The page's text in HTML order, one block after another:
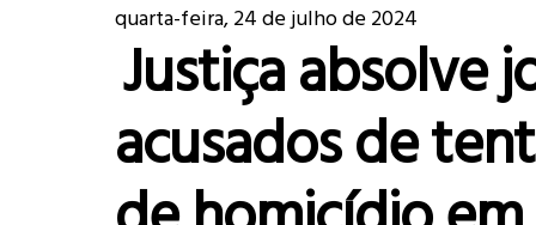
quarta-feira, 24 de julho de 2024
Justiça absolve
acusados de